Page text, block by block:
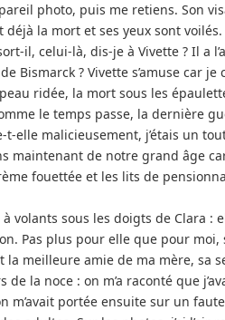
photo, puis me retiens. Son
déjà la mort et ses yeux sont
il, celui-là, dis-je à Vivette ? Il a
? Vivette s’amuse car je
ridée, la mort sous les
le temps passe, la dernière
t-elle malicieusement, j’étais un
maintenant de notre grand âge
fouettée et les lits de
volants sous les doigts de Clara :
Pas plus pour elle que pour moi,
la meilleure amie de ma mère, sa
la noce : on m’a raconté que
m’avait portée ensuite sur un